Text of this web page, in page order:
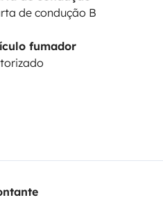
de condução B
fumador